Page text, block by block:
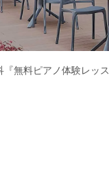
『無料ピアノ体験レッ